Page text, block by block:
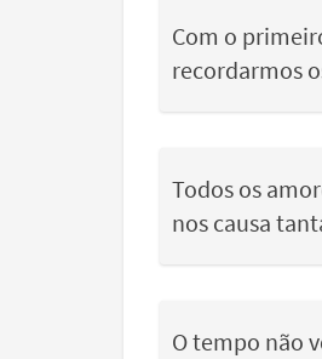
Com o
recordarmos
Todos os
nos causa
O tempo não